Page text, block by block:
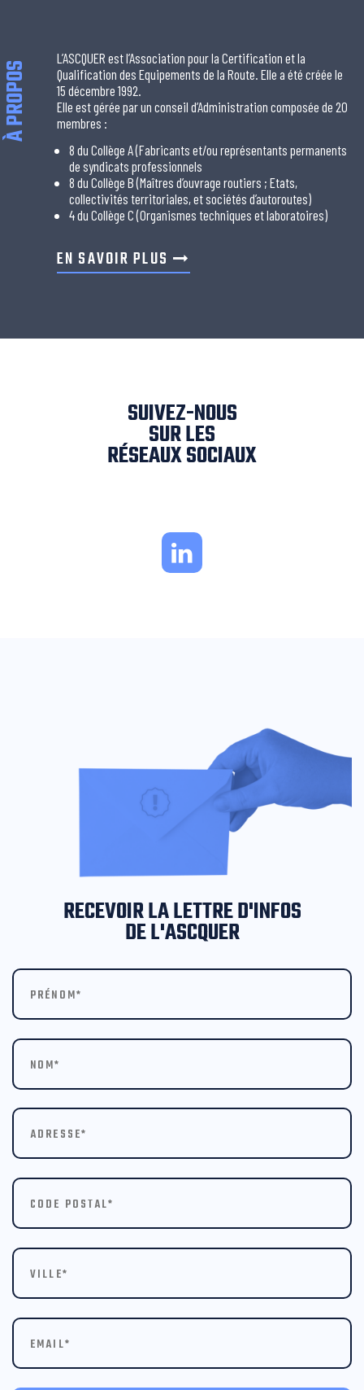
À PROPOS
L’ASCQUER est l’Association pour la Certification et la
Qualification des Equipements de la Route. Elle a été créée le
15 décembre 1992.
Elle est gérée par un conseil d’Administration composée de 20
membres :
8 du Collège A (Fabricants et/ou représentants permanents
de syndicats professionnels
8 du Collège B (Maîtres d’ouvrage routiers ; Etats,
collectivités territoriales, et sociétés d’autoroutes)
4 du Collège C (Organismes techniques et laboratoires)
EN SAVOIR PLUS
SUIVEZ-NOUS
SUR LES
RÉSEAUX SOCIAUX
RECEVOIR LA LETTRE D'INFOS
DE L'ASCQUER